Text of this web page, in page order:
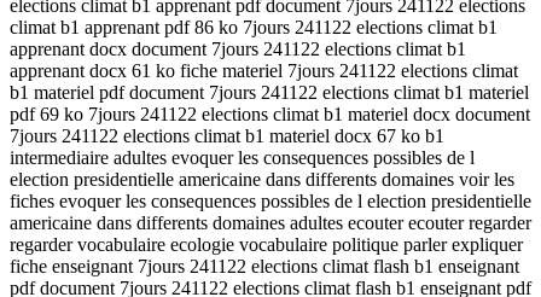
elections climat b1 apprenant pdf document 7jours 241122 elections
climat b1 apprenant pdf 86 ko 7jours 241122 elections climat b1
apprenant docx document 7jours 241122 elections climat b1
apprenant docx 61 ko fiche materiel 7jours 241122 elections climat
b1 materiel pdf document 7jours 241122 elections climat b1 materiel
pdf 69 ko 7jours 241122 elections climat b1 materiel docx document
7jours 241122 elections climat b1 materiel docx 67 ko b1
intermediaire adultes evoquer les consequences possibles de l
election presidentielle americaine dans differents domaines voir les
fiches evoquer les consequences possibles de l election presidentielle
americaine dans differents domaines adultes ecouter ecouter regarder
regarder vocabulaire ecologie vocabulaire politique parler expliquer
fiche enseignant 7jours 241122 elections climat flash b1 enseignant
pdf document 7jours 241122 elections climat flash b1 enseignant pdf